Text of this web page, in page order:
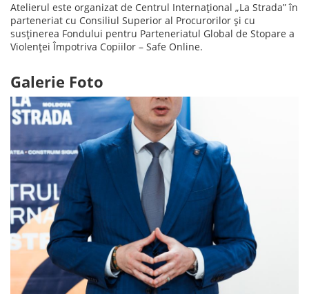
Atelierul este organizat de Centrul Internațional „La Strada” în
parteneriat cu Consiliul Superior al Procurorilor și cu
susținerea Fondului pentru Parteneriatul Global de Stopare a
Violenței Împotriva Copiilor – Safe Online.
Galerie Foto